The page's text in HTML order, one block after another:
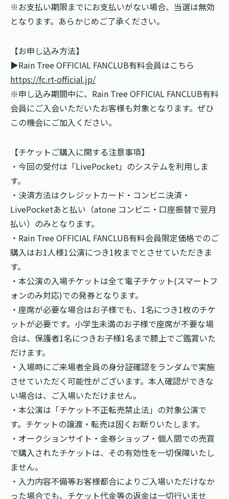
※お支払い期限までにお支払いがない場合、当選は無効
となります。あらかじめご了承ください。
【お申し込み方法】
▶︎Rain Tree OFFICIAL FANCLUB有料会員はこちら
https://fc.rt-official.jp/
※申し込み期間中に、Rain Tree OFFICIAL FANCLUB有料
会員にご入会いただいたお客様も対象となります。ぜひ
この機会にご加入ください。
【チケットご購入に関する注意事項】
・今回の受付は「LivePocket」のシステムを利用しま
す。
・決済方法はクレジットカード・コンビニ決済・
LivePocketあと払い（atone コンビニ・口座振替で翌月
払い）のみとなります。
・Rain Tree OFFICIAL FANCLUB有料会員限定価格でのご
購入はお1人様1公演につき1枚までとさせていただきま
す。
・本公演の入場チケットは全て電子チケット(スマートフ
ォンのみ対応)での発券となります。
・座席が必要な場合はお子様でも、1名につき1枚のチケ
ットが必要です。小学生未満のお子様で座席が不要な場
合は、保護者1名につきお子様1名まで膝上でご鑑賞いた
だけます。
・入場時にご来場者全員の身分証確認をランダムで実施
させていただく可能性がございます。本人確認ができな
い場合は、ご入場いただけません。
・本公演は「チケット不正転売禁止法」の対象公演で
す。チケットの譲渡・転売は固くお断りいたします。
・オークションサイト・金券ショップ・個人間での売買
で購入されたチケットは、その有効性を一切保障いたし
ません。
・入力内容不備等お客様都合によりご入場いただけなか
った場合でも、チケット代金等の返金は一切行いませ